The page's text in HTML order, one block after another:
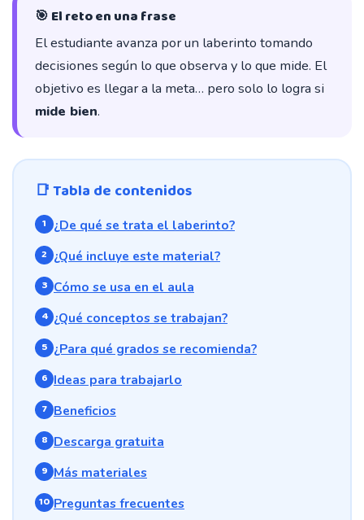
🎯 El reto en una frase
El estudiante avanza por un laberinto tomando
decisiones según lo que observa y lo que mide. El
objetivo es llegar a la meta… pero solo lo logra si
mide bien.
📑 Tabla de contenidos
¿De qué se trata el laberinto?
¿Qué incluye este material?
Cómo se usa en el aula
¿Qué conceptos se trabajan?
¿Para qué grados se recomienda?
Ideas para trabajarlo
Beneficios
Descarga gratuita
Más materiales
Preguntas frecuentes